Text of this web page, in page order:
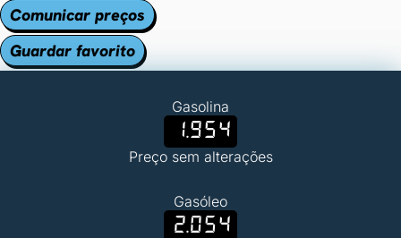
Comunicar preços
Guardar favorito
Gasolina
1.954
Preço sem alterações
Gasóleo
2.054